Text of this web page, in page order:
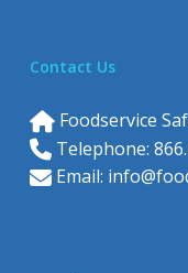
Contact Us
Foodservice
Telephone:
Email: